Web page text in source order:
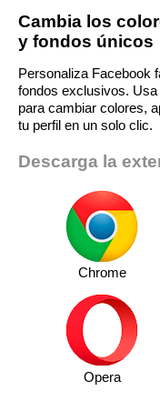
Cambia los
y fondos únicos
Personaliza Facebook
fondos exclusivos.
para cambiar colores,
tu perfil en un solo clic.
Descarga la
Chrome
Opera